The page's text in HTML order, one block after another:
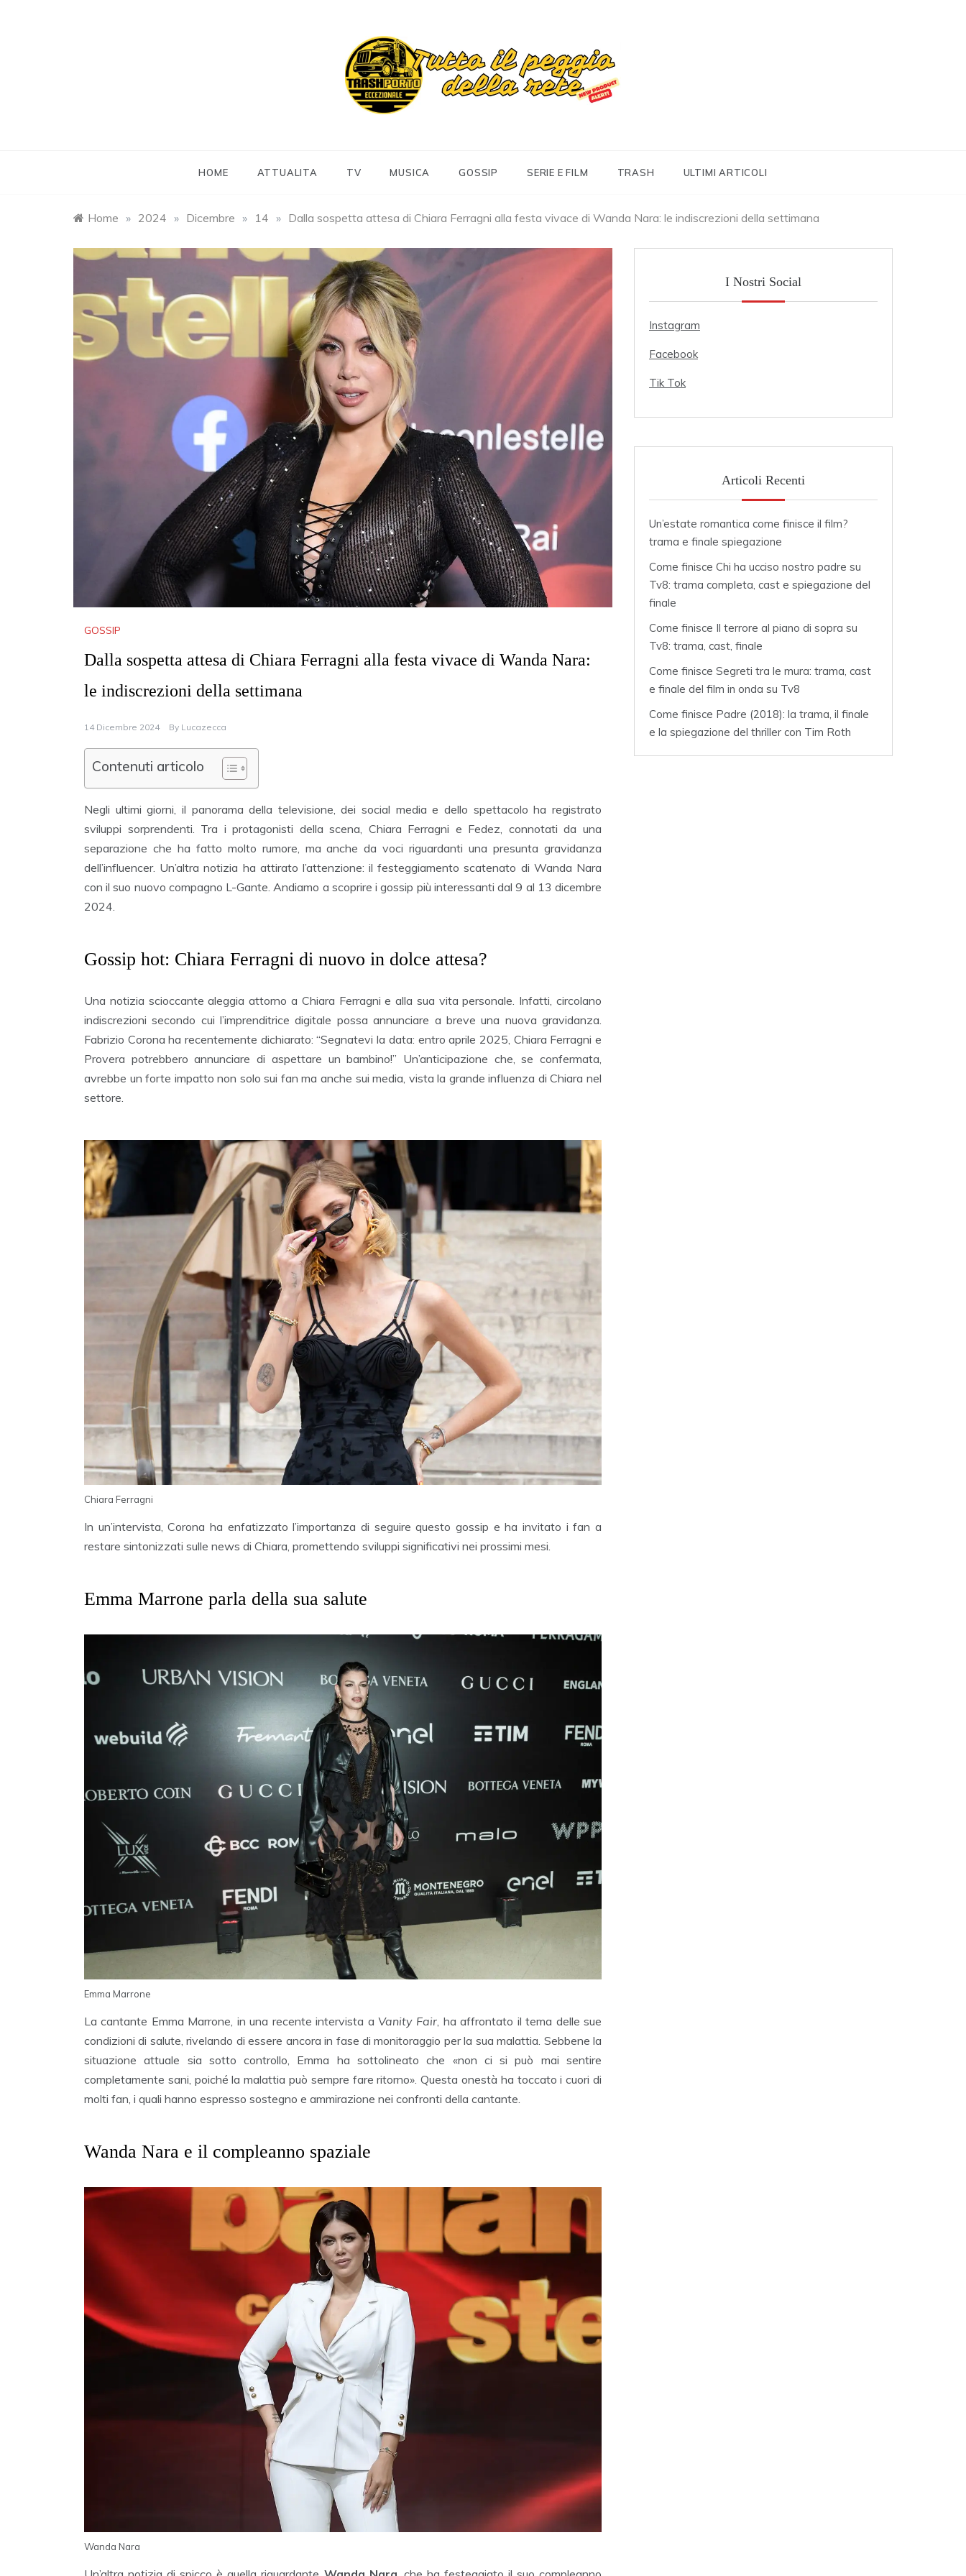
HOME ATTUALITA TV MUSICA GOSSIP SERIE E FILM TRASH ULTIMI ARTICOLI
Home » 2024 » Dicembre » 14 » Dalla sospetta attesa di Chiara Ferragni alla festa vivace di Wanda Nara: le indiscrezioni della settimana
GOSSIP
Dalla sospetta attesa di Chiara Ferragni alla festa vivace di Wanda Nara:
le indiscrezioni della settimana
14 Dicembre 2024 By Lucazecca
Contenuti articolo
Negli ultimi giorni, il panorama della televisione, dei social media e dello spettacolo ha registrato
sviluppi sorprendenti. Tra i protagonisti della scena, Chiara Ferragni e Fedez, connotati da una
separazione che ha fatto molto rumore, ma anche da voci riguardanti una presunta gravidanza
dell’influencer. Un’altra notizia ha attirato l’attenzione: il festeggiamento scatenato di Wanda Nara
con il suo nuovo compagno L-Gante. Andiamo a scoprire i gossip più interessanti dal 9 al 13 dicembre
2024.
Gossip hot: Chiara Ferragni di nuovo in dolce attesa?
Una notizia scioccante aleggia attorno a Chiara Ferragni e alla sua vita personale. Infatti, circolano
indiscrezioni secondo cui l’imprenditrice digitale possa annunciare a breve una nuova gravidanza.
Fabrizio Corona ha recentemente dichiarato: “Segnatevi la data: entro aprile 2025, Chiara Ferragni e
Provera potrebbero annunciare di aspettare un bambino!” Un’anticipazione che, se confermata,
avrebbe un forte impatto non solo sui fan ma anche sui media, vista la grande influenza di Chiara nel
settore.
Chiara Ferragni
In un’intervista, Corona ha enfatizzato l’importanza di seguire questo gossip e ha invitato i fan a
restare sintonizzati sulle news di Chiara, promettendo sviluppi significativi nei prossimi mesi.
Emma Marrone parla della sua salute
Emma Marrone
La cantante Emma Marrone, in una recente intervista a Vanity Fair , ha affrontato il tema delle sue
condizioni di salute, rivelando di essere ancora in fase di monitoraggio per la sua malattia. Sebbene la
situazione attuale sia sotto controllo, Emma ha sottolineato che «non ci si può mai sentire
completamente sani, poiché la malattia può sempre fare ritorno». Questa onestà ha toccato i cuori di
molti fan, i quali hanno espresso sostegno e ammirazione nei confronti della cantante.
Wanda Nara e il compleanno spaziale
Wanda Nara
I Nostri Social
Instagram
Facebook
Tik Tok
Articoli Recenti
Un’estate romantica come finisce il film?
trama e finale spiegazione
Come finisce Chi ha ucciso nostro padre su
Tv8: trama completa, cast e spiegazione del
finale
Come finisce Il terrore al piano di sopra su
Tv8: trama, cast, finale
Come finisce Segreti tra le mura: trama, cast
e finale del film in onda su Tv8
Come finisce Padre (2018): la trama, il finale
e la spiegazione del thriller con Tim Roth